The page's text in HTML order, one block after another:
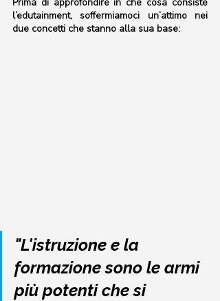
l’edutainment, soffermiamoci un’attimo nei
due concetti che stanno alla sua base:
"L'istruzione e la
formazione sono le armi
più potenti che si